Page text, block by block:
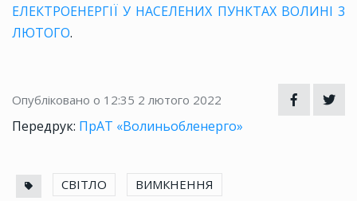
ЕЛЕКТРОЕНЕРГІЇ У НАСЕЛЕНИХ ПУНКТАХ ВОЛИНІ 3
ЛЮТОГО.
Опубліковано о 12:35 2 лютого 2022
Передрук: ПрАТ «Волиньобленерго»
СВІТЛО ВИМКНЕННЯ